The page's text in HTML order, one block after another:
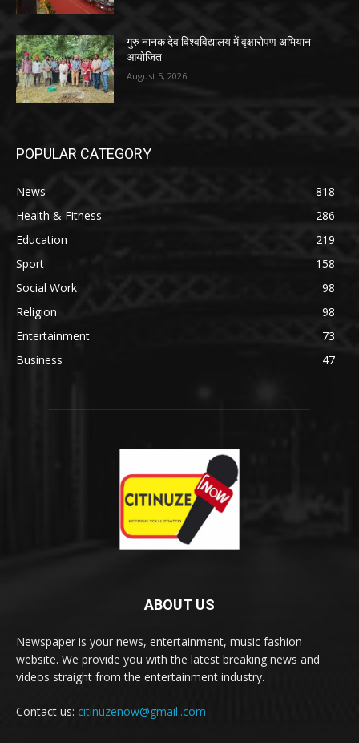
गुरु नानक देव विश्वविद्यालय में वृक्षारोपण अभियान
आयोजित
August 5, 2026
POPULAR CATEGORY
News
818
Health & Fitness
286
Education
219
Sport
158
Social Work
98
Religion
98
Entertainment
73
Business
47
ABOUT US
Newspaper is your news, entertainment, music fashion
website. We provide you with the latest breaking news and
videos straight from the entertainment industry.
Contact us: citinuzenow@gmail..com